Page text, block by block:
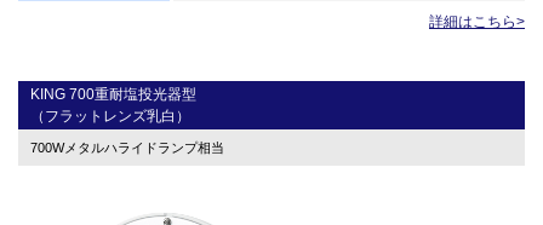
詳細はこちら>
KING 700重耐塩投光器型
（フラットレンズ乳白）
700Wメタルハライドランプ相当